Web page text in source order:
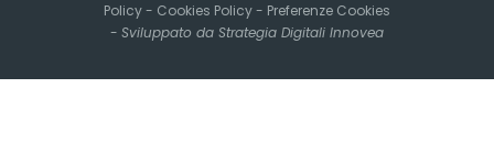
Policy- Cookies Policy- Preferenze Cookies
- Sviluppato da Strategia Digitali Innovea